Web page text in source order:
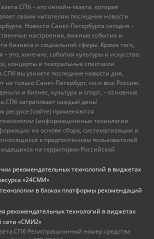
– это онлайн-газета, которая
своим читателям последние новости
Новости Санкт-Петербурга сегодня –
настроения, важные события и
бизнеса и социальной сферы. Кроме того,
– это, конечно, события культуры и искусства:
концерты и театральные спектакли.
вы узнаете последние новости дня,
не только Санкт-Петербург, но и всю Россию.
и бизнес, культура и спорт, – основные
затрагивает каждый день!
(сайте) применяются
(информационные технологии
на основе сбора, систематизации и
к предпочтениям пользователей
на территории Российской
рекомендательных технологий в виджетах
«24СМИ»
в блоках платформы рекомендаций
рекомендательных технологий в виджетах
сети «СМИ2»
Регистрационный номер средства